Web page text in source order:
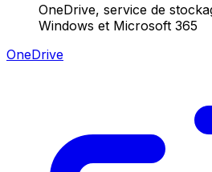
OneDrive, service de
Windows et Microsoft 365
OneDrive